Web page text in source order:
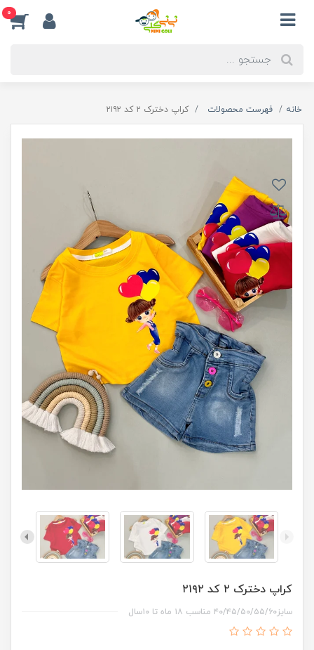
0
خانه فهرست محصولات کراپ دخترک ۲ کد ۲۱۹۲
کراپ دخترک ۲ کد ۲۱۹۲
سایز۴۰/۴۵/۵۰/۵۵/۶۰ مناسب ۱۸ ماه تا ۱۰سال